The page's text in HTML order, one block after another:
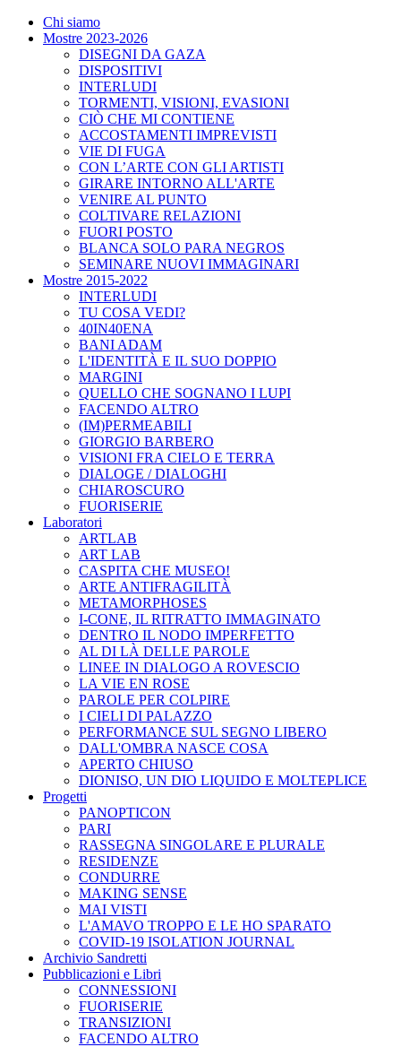
Chi siamo
Mostre 2023-2026
DISEGNI DA GAZA
DISPOSITIVI
INTERLUDI
TORMENTI, VISIONI, EVASIONI
CIÒ CHE MI CONTIENE
ACCOSTAMENTI IMPREVISTI
VIE DI FUGA
CON L’ARTE CON GLI ARTISTI
GIRARE INTORNO ALL'ARTE
VENIRE AL PUNTO
COLTIVARE RELAZIONI
FUORI POSTO
BLANCA SOLO PARA NEGROS
SEMINARE NUOVI IMMAGINARI
Mostre 2015-2022
INTERLUDI
TU COSA VEDI?
40IN40ENA
BANI ADAM
L'IDENTITÀ E IL SUO DOPPIO
MARGINI
QUELLO CHE SOGNANO I LUPI
FACENDO ALTRO
(IM)PERMEABILI
GIORGIO BARBERO
VISIONI FRA CIELO E TERRA
DIALOGE / DIALOGHI
CHIAROSCURO
FUORISERIE
Laboratori
ARTLAB
ART LAB
CASPITA CHE MUSEO!
ARTE ANTIFRAGILITÀ
METAMORPHOSES
I-CONE, IL RITRATTO IMMAGINATO
DENTRO IL NODO IMPERFETTO
AL DI LÀ DELLE PAROLE
LINEE IN DIALOGO A ROVESCIO
LA VIE EN ROSE
PAROLE PER COLPIRE
I CIELI DI PALAZZO
PERFORMANCE SUL SEGNO LIBERO
DALL'OMBRA NASCE COSA
APERTO CHIUSO
DIONISO, UN DIO LIQUIDO E MOLTEPLICE
Progetti
PANOPTICON
PARI
RASSEGNA SINGOLARE E PLURALE
RESIDENZE
CONDURRE
MAKING SENSE
MAI VISTI
L'AMAVO TROPPO E LE HO SPARATO
COVID-19 ISOLATION JOURNAL
Archivio Sandretti
Pubblicazioni e Libri
CONNESSIONI
FUORISERIE
TRANSIZIONI
FACENDO ALTRO